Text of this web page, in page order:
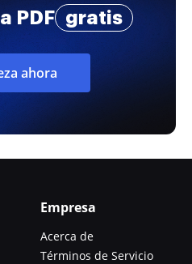
PDF gratis
ahora
Empresa
Acerca de
Términos de Servicio